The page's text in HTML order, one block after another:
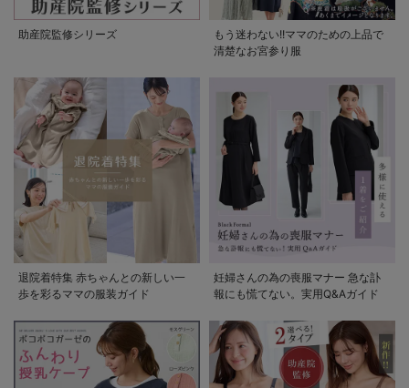
助産院監修シリーズ
もう迷わない!!ママのための上品で
清楚なお宮参り服
退院着特集 赤ちゃんとの新しい一
歩を彩るママの服装ガイド
妊婦さんの為の喪服マナー 急な訃
報にも慌てない。実用Q&Aガイド